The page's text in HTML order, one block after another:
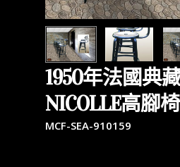
1950年法國典
NICOLLE高腳椅
MCF-SEA-910159